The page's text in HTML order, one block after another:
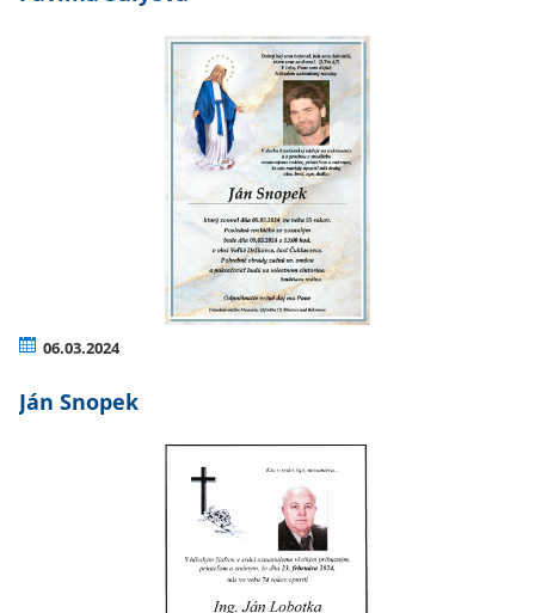
06.03.2024
Ján Snopek